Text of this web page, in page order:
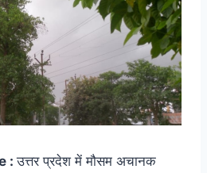
:उत्तर प्रदेश में मौसम अचानक